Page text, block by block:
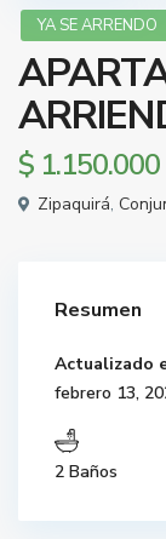
YA SE ARRENDO
$ 1.150.000
Zipaquirá,
Resumen
Actualizado
febrero 13,
2 Baños